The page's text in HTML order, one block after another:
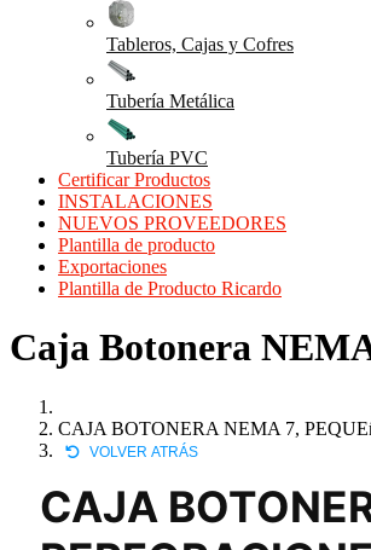
Tableros, Cajas y Cofres
Tubería Metálica
Tubería PVC
Certificar Productos
INSTALACIONES
NUEVOS PROVEEDORES
Plantilla de producto
Exportaciones
Plantilla de Producto Ricardo
Caja Botonera
CAJA BOTONERA NEMA 7,
VOLVER ATRÁS
CAJA